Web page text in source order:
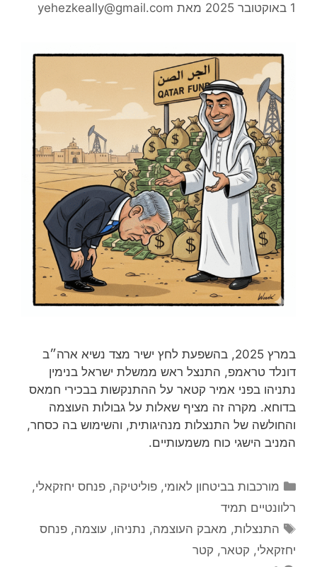
1 באוקטובר 2025 מאת yehezkeally@gmail.com
במרץ 2025, בהשפעת לחץ ישיר מצד נשיא ארה״ב
דונלד טראמפ, התנצל ראש ממשלת ישראל בנימין
נתניהו בפני אמיר קטאר על ההתנקשות בבכירי חמאס
בדוחא. מקרה זה מציף שאלות על גבולות העוצמה
והחולשה של התנצלות מנהיגותית, והשימוש בה כסחר,
המניב הישגי כוח משמעותיים.
קטגוריות
מורכבות בביטחון לאומי,פוליטיקה,פנחס יחזקאלי,
רלוונטיים תמיד
תגיות
התנצלות, מאבק העוצמה, נתניהו, עוצמה,פנחס
יחזקאלי, קטאר, קטר